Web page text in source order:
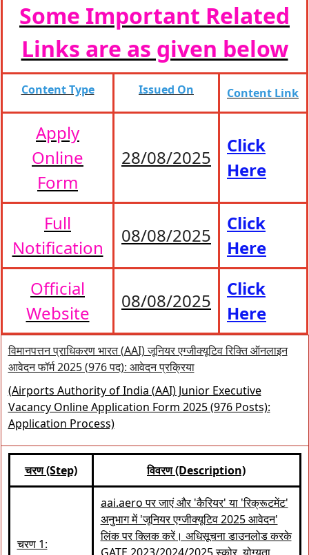
Some Important Related
Links are as given below
Content Type Issued On Content Link
Apply
Online
Form
28/08/2025
Click
Here
Full
Notification
08/08/2025
Click
Here
Official
Website
08/08/2025
Click
Here
विमानपत्तन प्राधिकरण भारत (AAI) जूनियर एग्जीक्यूटिव रिक्ति ऑनलाइन
आवेदन फॉर्म 2025 (976 पद): आवेदन प्रक्रिया
(Airports Authority of India (AAI) Junior Executive
Vacancy Online Application Form 2025 (976 Posts):
Application Process)
चरण (Step) विवरण (Description)
चरण 1:
aai.aero पर जाएं और 'कैरियर' या 'रिक्रूटमेंट'
अनुभाग में 'जूनियर एग्जीक्यूटिव 2025 आवेदन'
लिंक पर क्लिक करें। अधिसूचना डाउनलोड करके